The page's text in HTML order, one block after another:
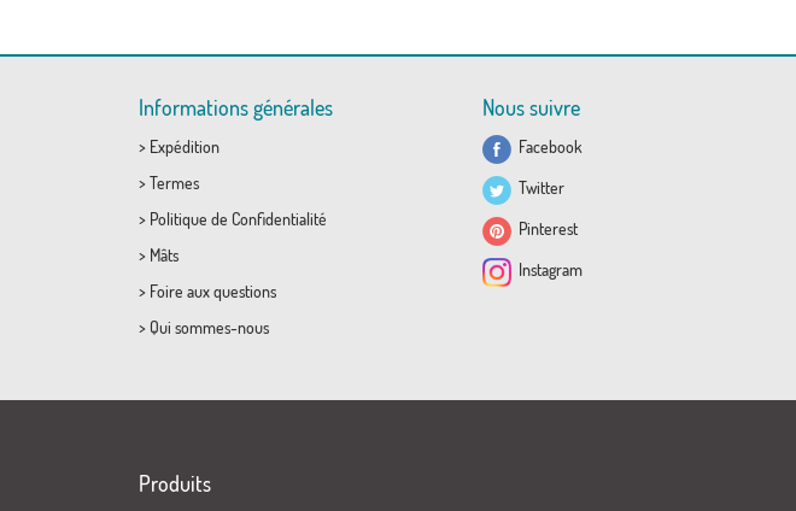
Informations générales
> Expédition
> Termes
> Politique de Confidentialité
> Mâts
> Foire aux questions
> Qui sommes-nous
Nous suivre
Facebook
Twitter
Pinterest
Instagram
Produits